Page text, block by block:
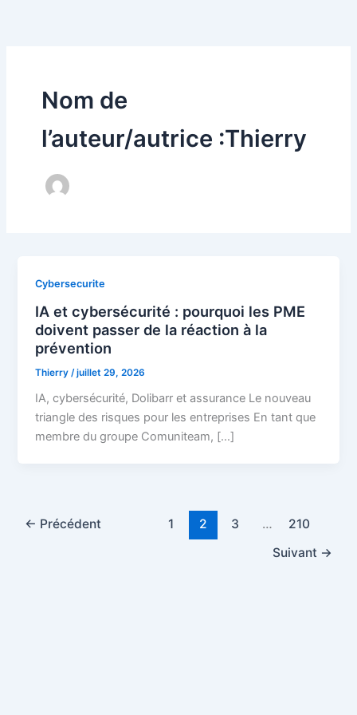
Nom de
l’auteur/autrice :Thierry
Cybersecurite
IA et cybersécurité : pourquoi les PME
doivent passer de la réaction à la
prévention
Thierry /juillet 29, 2026
IA, cybersécurité, Dolibarr et assurance Le nouveau
triangle des risques pour les entreprises En tant que
membre du groupe Comuniteam, […]
← Précédent 1 2 3 …
210
Suivant →